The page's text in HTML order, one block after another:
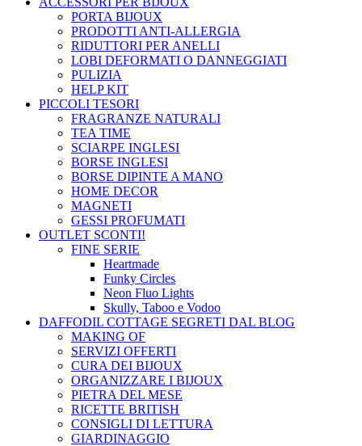
PORTA BIJOUX
PRODOTTI ANTI-ALLERGIA
RIDUTTORI PER ANELLI
LOBI DEFORMATI O DANNEGGIATI
PULIZIA
HELP KIT
PICCOLI TESORI
FRAGRANZE NATURALI
TEA TIME
SCIARPE INGLESI
BORSE INGLESI
BORSE DIPINTE A MANO
HOME DECOR
MAGNETI
GESSI PROFUMATI
OUTLET SCONTI!
FINE SERIE
Heartmade
Funky Circles
Neon Fluo Lights
Skully, Taboo e Vodoo
DAFFODIL COTTAGE SEGRETI DAL BLOG
MAKING OF
SERVIZI OFFERTI
CURA DEI BIJOUX
ORGANIZZARE I BIJOUX
PIETRA DEL MESE
RICETTE BRITISH
CONSIGLI DI LETTURA
GIARDINAGGIO